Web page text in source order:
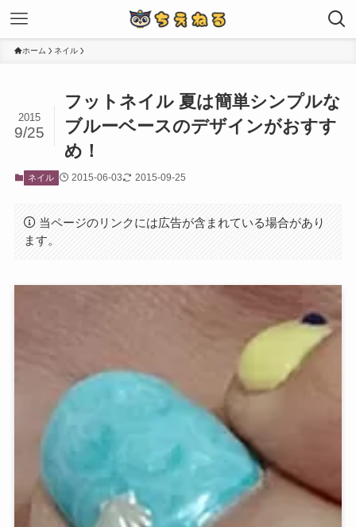
ホーム ネイル
フットネイル 夏は簡単シンプルな
ブルーベースのデザインがおすす
め！
2015
9/25
ネイル 2015-06-03 2015-09-25
当ページのリンクには広告が含まれている場合があり
ます。